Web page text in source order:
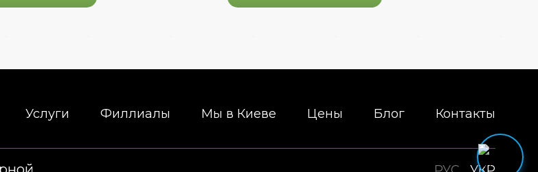
Услуги Филлиалы Мы в Киеве Цены Блог Контакты